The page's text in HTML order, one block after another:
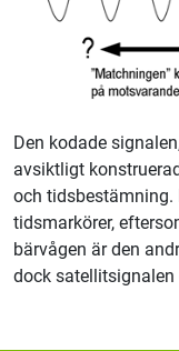
Den kodade
avsiktligt
och tidsbestämning.
tidsmarkörer,
bärvågen är den
dock